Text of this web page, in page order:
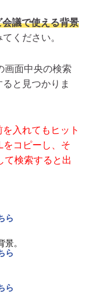
議で使える背景
ください。
画面中央の検索
と見つかりま
入れてもヒット
をコピーし、そ
て検索すると出
ら
。
ら
ら